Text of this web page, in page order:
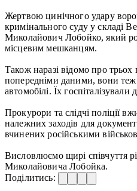
Жертвою цинічного удару
кримінального суду у складі
Миколайович Лобойко, який
місцевим мешканцям.
Також наразі відомо про
попередніми даними, вони
автомобілі. Їх госпіталізували
Прокурори та слідчі поліції
належних заходів для
вчинених російськими
Висловлюємо щирі співчуття
Миколайовича Лобойка.
Поділитись: